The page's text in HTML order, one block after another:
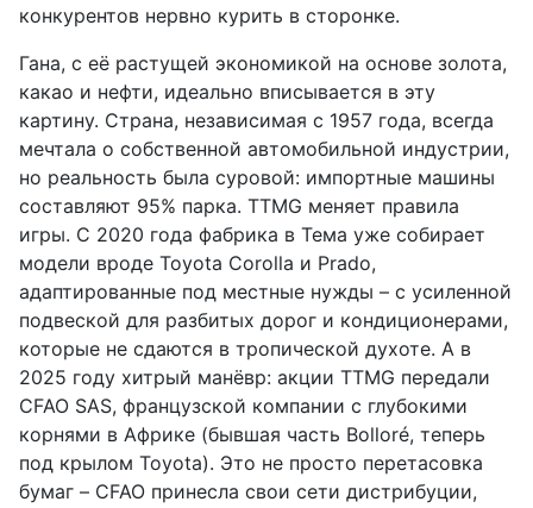
конкурентов нервно курить в сторонке.
Гана, с её растущей экономикой на основе золота,
какао и нефти, идеально вписывается в эту
картину. Страна, независимая с 1957 года, всегда
мечтала о собственной автомобильной индустрии,
но реальность была суровой: импортные машины
составляют 95% парка. TTMG меняет правила
игры. С 2020 года фабрика в Тема уже собирает
модели вроде Toyota Corolla и Prado,
адаптированные под местные нужды – с усиленной
подвеской для разбитых дорог и кондиционерами,
которые не сдаются в тропической духоте. А в
2025 году хитрый манёвр: акции TTMG передали
CFAO SAS, французской компании с глубокими
корнями в Африке (бывшая часть Bolloré, теперь
под крылом Toyota). Это не просто перетасовка
бумаг – CFAO принесла свои сети дистрибуции,